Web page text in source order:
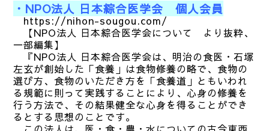
・NPO法人 日本綜合医学会 個人会員
https://nihon-sougou.com/
【NPO法人 日本綜合医学会について より抜粋、
一部編集】
『NPO法人 日本綜合医学会は、明治の食医・石塚
左玄が創始した「食養」は食物修養の略で、食物の
選び方、食物のいただき方を「食養道」ともいわれ
る規範に則って実践することにより、心身の修養を
行う方法で、その結果健全な心身を得ることができ
るとする思想のことです。